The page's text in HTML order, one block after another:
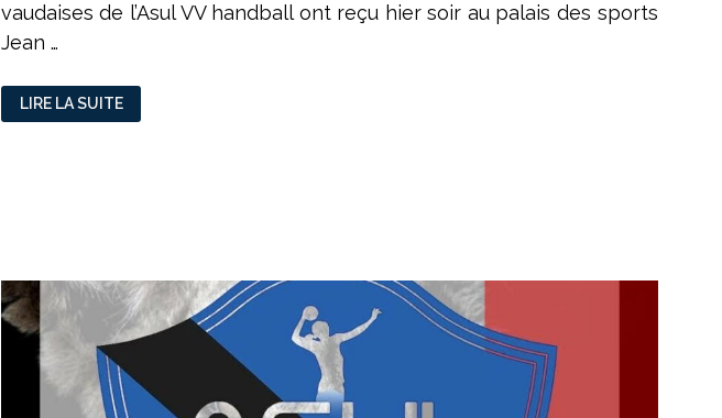
vaudaises de l’Asul VV handball ont reçu hier soir au palais des sports
Jean …
L’EXPÉRIENCE
PAYE
LIRE LA SUITE